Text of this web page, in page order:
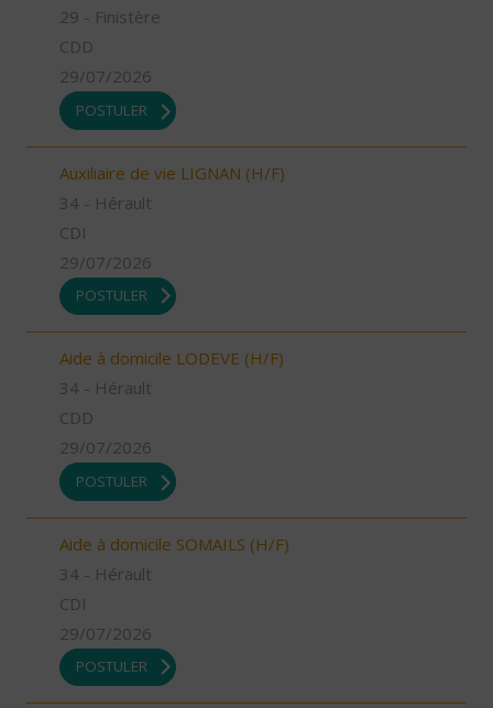
29 - Finistère
CDD
29/07/2026
POSTULER
Auxiliaire de vie LIGNAN (H/F)
34 - Hérault
CDI
29/07/2026
POSTULER
Aide à domicile LODEVE (H/F)
34 - Hérault
CDD
29/07/2026
POSTULER
Aide à domicile SOMAILS (H/F)
34 - Hérault
CDI
29/07/2026
POSTULER